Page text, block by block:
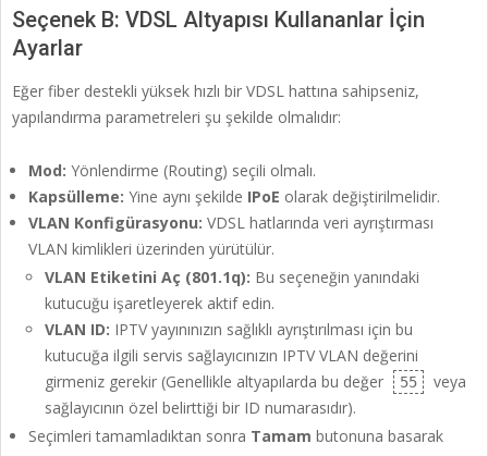
Seçenek B: VDSL Altyapısı Kullananlar İçin
Ayarlar
Eğer fiber destekli yüksek hızlı bir VDSL hattına sahipseniz,
yapılandırma parametreleri şu şekilde olmalıdır:
Mod: Yönlendirme (Routing) seçili olmalı.
Kapsülleme: Yine aynı şekilde IPoE olarak değiştirilmelidir.
VLAN Konfigürasyonu: VDSL hatlarında veri ayrıştırması
VLAN kimlikleri üzerinden yürütülür.
VLAN Etiketini Aç (801.1q): Bu seçeneğin yanındaki
kutucuğu işaretleyerek aktif edin.
VLAN ID: IPTV yayınınızın sağlıklı ayrıştırılması için bu
kutucuğa ilgili servis sağlayıcınızın IPTV VLAN değerini
girmeniz gerekir (Genellikle altyapılarda bu değer
55
veya
sağlayıcının özel belirttiği bir ID numarasıdır).
Seçimleri tamamladıktan sonra Tamam butonuna basarak